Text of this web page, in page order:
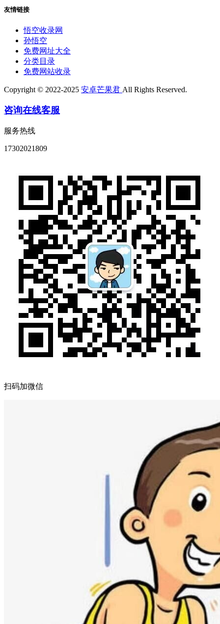
友情链接
悟空收录网
孙悟空
免费网址大全
分类目录
免费网站收录
Copyright © 2022-2025 安卓芒果君 All Rights Reserved.
咨询在线客服
服务热线
17302021809
扫码加微信